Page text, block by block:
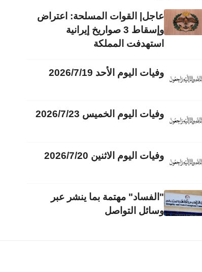
عاجل| القوات المسلحة: اعتراض
وإسقاط 3 صواريخ إيرانية
استهدفت المملكة
وفيات اليوم الأحد 2026/7/19
وفيات اليوم الخميس 2026/7/23
وفيات اليوم الاثنين 2026/7/20
"الفساد" مهتمة بما ينشر عبر
وسائل التواصل